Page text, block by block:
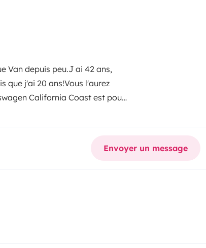
Van depuis peu.J ai 42 ans,
que j'ai 20 ans!Vous l'aurez
California Coast est pour
le confort d'un camping
il vous séduira par sa
parking et l'APP care qui vous
de toute les applications. Coté
d'un frigo,d'une gazinière deux
relevable intérieur et
extrême.
Envoyer un message